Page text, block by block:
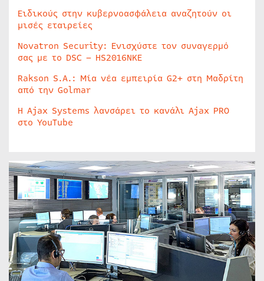
Ειδικούς στην κυβερνοασφάλεια αναζητούν οι
μισές εταιρείες
Novatron Security: Ενισχύστε τον συναγερμό
σας με το DSC – HS2016NKE
Rakson S.A.: Μία νέα εμπειρία G2+ στη Μαδρίτη
από την Golmar
Η Ajax Systems λανσάρει το κανάλι Ajax PRO
στο YouTube